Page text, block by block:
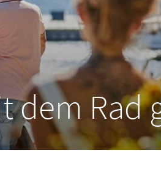
dem Rad